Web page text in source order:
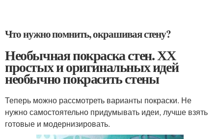
Что нужно помнить, окрашивая стену?
Необычная покраска стен. ХХ
простых и оригинальных идей
необычно покрасить стены
Теперь можно рассмотреть варианты покраски. Не
нужно самостоятельно придумывать идеи, лучше взять
готовые и модернизировать.